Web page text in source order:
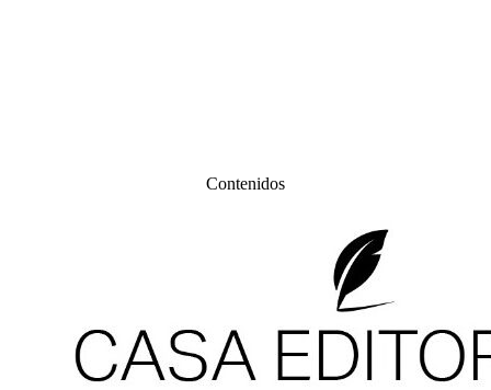
Contenidos